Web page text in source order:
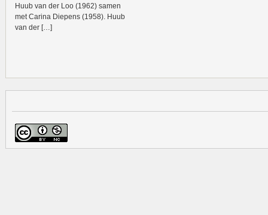
Huub van der Loo (1962) samen
met Carina Diepens (1958). Huub
van der […]